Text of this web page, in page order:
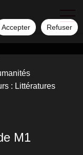
Accepter Refuser
: Littératures
M1